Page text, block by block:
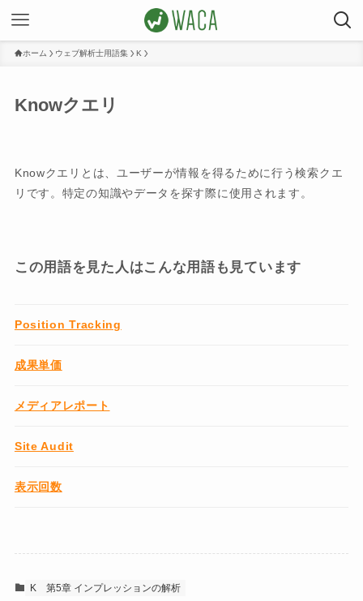
ホーム ウェブ解析士用語集 K
Knowクエリ
Knowクエリとは、ユーザーが情報を得るために行う検索クエ
リです。特定の知識やデータを探す際に使用されます。
この用語を見た人はこんな用語も見ています
Position Tracking
成果単価
メディアレポート
Site Audit
表示回数
K 第5章 インプレッションの解析